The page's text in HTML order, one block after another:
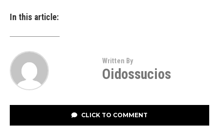
In this article:
Written By
Oidossucios
CLICK TO COMMENT